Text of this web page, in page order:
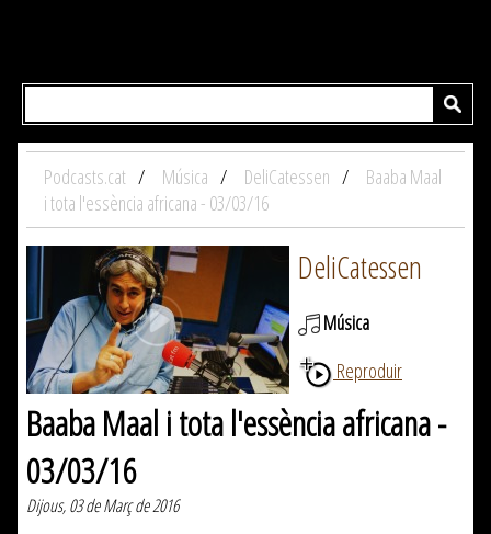
Podcasts.cat Música DeliCatessen
Baaba Maal
i tota l'essència africana - 03/03/16
DeliCatessen
Música
Reproduir
Baaba Maal i tota l'essència africana -
03/03/16
Dijous, 03 de Març de 2016